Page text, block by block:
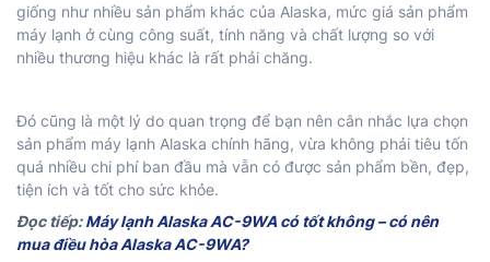
giống như nhiều sản phẩm khác của Alaska, mức giá sản phẩm
máy lạnh ở cùng công suất, tính năng và chất lượng so với
nhiều thương hiệu khác là rất phải chăng.
Đó cũng là một lý do quan trọng để bạn nên cân nhắc lựa chọn
sản phẩm máy lạnh Alaska chính hãng, vừa không phải tiêu tốn
quá nhiều chi phí ban đầu mà vẫn có được sản phẩm bền, đẹp,
tiện ích và tốt cho sức khỏe.
Đọc tiếp:Máy lạnh Alaska AC-9WA có tốt không – có nên
mua điều hòa Alaska AC-9WA?